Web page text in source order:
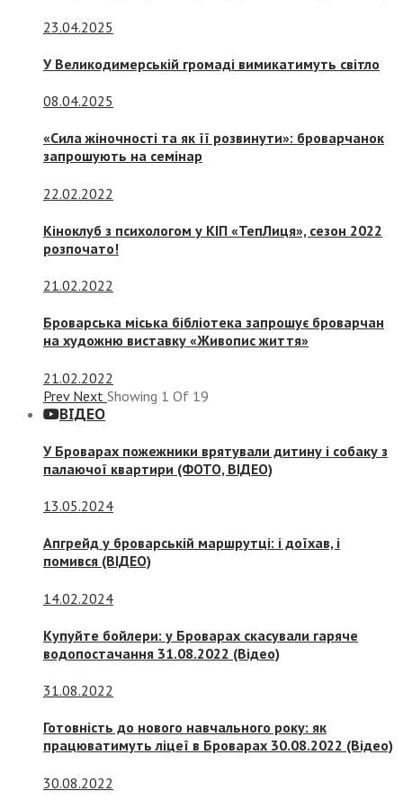
23.04.2025
У Великодимерській громаді вимикатимуть світло
08.04.2025
«Сила жіночності та як її розвинути»: броварчанок
запрошують на семінар
22.02.2022
Кіноклуб з психологом у КІП «ТепЛиця», сезон 2022
розпочато!
21.02.2022
Броварська міська бібліотека запрошує броварчан
на художню виставку «Живопис життя»
21.02.2022
Prev Next Showing 1 Of 19
ВІДЕО
У Броварах пожежники врятували дитину і собаку з
палаючої квартири (ФОТО, ВІДЕО)
13.05.2024
Апгрейд у броварській маршрутці: і доїхав, і
помився (ВІДЕО)
14.02.2024
Купуйте бойлери: у Броварах скасували гаряче
водопостачання 31.08.2022 (Відео)
31.08.2022
Готовність до нового навчального року: як
працюватимуть ліцеї в Броварах 30.08.2022 (Відео)
30.08.2022